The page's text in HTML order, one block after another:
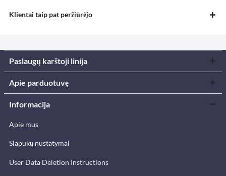
Klientai taip pat peržiūrėjo
Paslaugų karštoji linija
Apie parduotuvę
Informacija
Apie mus
Slapukų nustatymai
User Data Deletion Instructions